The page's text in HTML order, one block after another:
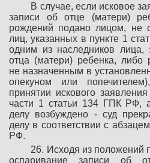
В случае, если исковое
записи об отце (матери)
рождений подано лицом, не
лиц, указанных в пункте 1
одним из наследников лица,
отца (матери) ребенка, либо
не назначенным в
опекуном или
принятии искового
части 1 статьи 134 ГПК РФ,
делу возбуждено - суд
делу в соответствии с
РФ.
26. Исходя из положений
оспаривание записи об